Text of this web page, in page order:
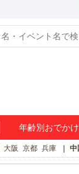
年齢別おでかけ
大阪 京都 兵庫 中